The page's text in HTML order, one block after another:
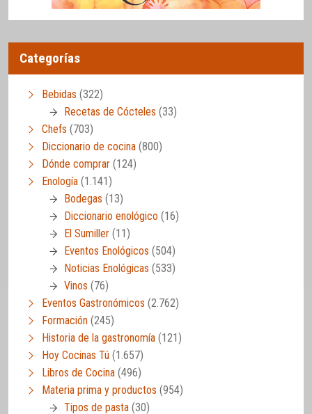
Categorías
Bebidas (322)
Recetas de Cócteles (33)
Chefs (703)
Diccionario de cocina (800)
Dónde comprar (124)
Enología (1.141)
Bodegas (13)
Diccionario enológico (16)
El Sumiller (11)
Eventos Enológicos (504)
Noticias Enológicas (533)
Vinos (76)
Eventos Gastronómicos (2.762)
Formación (245)
Historia de la gastronomía (121)
Hoy Cocinas Tú (1.657)
Libros de Cocina (496)
Materia prima y productos (954)
Tipos de pasta (30)